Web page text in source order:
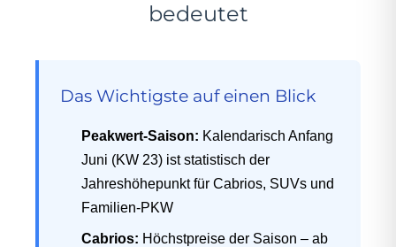
bedeutet
Das Wichtigste auf einen Blick
Peakwert-Saison: Kalendarisch Anfang
Juni (KW 23) ist statistisch der
Jahreshöhepunkt für Cabrios, SUVs und
Familien-PKW
Cabrios: Höchstpreise der Saison – ab